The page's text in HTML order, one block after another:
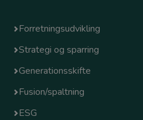
Forretningsudvikling
Strategi og sparring
Generationsskifte
Fusion/spaltning
ESG